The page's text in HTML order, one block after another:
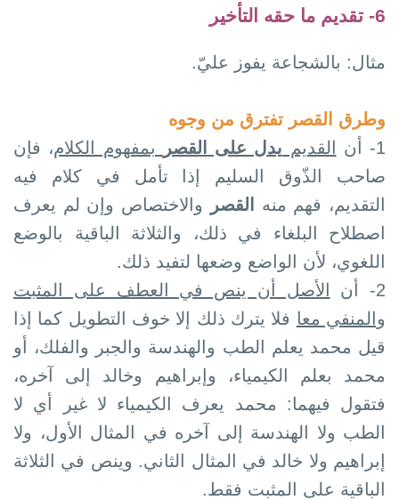
6- تقديم ما حقه التأخير
مثال: بالشجاعة يفوز عليّ.
وطرق القصر تفترق من وجوه
1-
أن القديم يدل على القصر بمفهوم الكلام، فإن
صاحب الذّوق السليم إذا تأمل في كلام فيه
التقديم، فهم منه
القصر والاختصاص وإن لم يعرف
اصطلاح البلغاء في ذلك، والثلاثة الباقية بالوضع
اللغوي، لأن الواضع وضعها لتفيد ذلك.
2- أن
الأصل أن ينص في العطف على المثبت
والمنفي معا فلا يترك ذلك إلا خوف التطويل كما إذا
قيل محمد يعلم الطب والهندسة والجبر والفلك، أو
محمد بعلم الكيمياء، وإبراهيم وخالد إلى آخره،
فتقول فيهما: محمد يعرف الكيمياء لا غير أي لا
الطب ولا الهندسة إلى آخره في المثال الأول، ولا
إبراهيم ولا خالد في المثال الثاني. وينص في الثلاثة
الباقية على المثبت فقط.